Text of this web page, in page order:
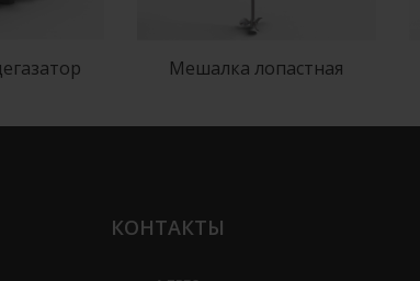
Мешалка лопастная
КОНТАКТЫ